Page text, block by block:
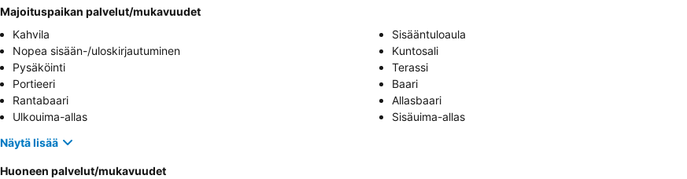
Majoituspaikan palvelut/mukavuudet
Kahvila
Sisääntuloaula
Nopea sisään-/uloskirjautuminen
Kuntosali
Pysäköinti
Terassi
Portieeri
Baari
Rantabaari
Allasbaari
Ulkouima-allas
Sisäuima-allas
Näytä lisää
Huoneen palvelut/mukavuudet